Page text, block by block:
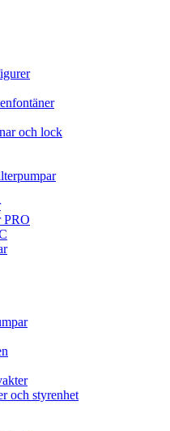
och lock
PRO
och styrenhet